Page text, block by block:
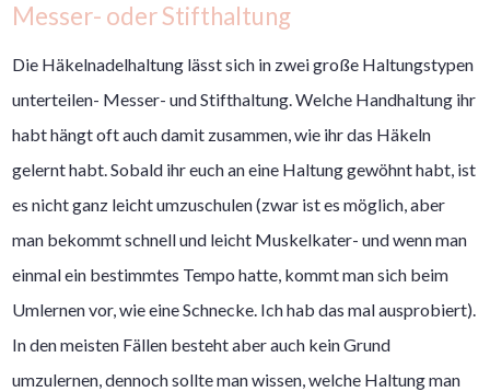
Messer- oder Stifthaltung
Die Häkelnadelhaltung lässt sich in zwei große Haltungstypen
unterteilen- Messer- und Stifthaltung. Welche Handhaltung ihr
habt hängt oft auch damit zusammen, wie ihr das Häkeln
gelernt habt. Sobald ihr euch an eine Haltung gewöhnt habt, ist
es nicht ganz leicht umzuschulen (zwar ist es möglich, aber
man bekommt schnell und leicht Muskelkater- und wenn man
einmal ein bestimmtes Tempo hatte, kommt man sich beim
Umlernen vor, wie eine Schnecke. Ich hab das mal ausprobiert).
In den meisten Fällen besteht aber auch kein Grund
umzulernen, dennoch sollte man wissen, welche Haltung man